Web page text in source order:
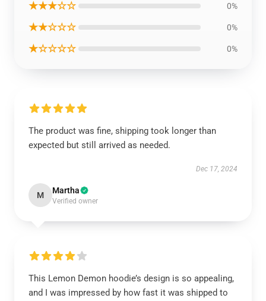
★★★☆☆ 0%
★★☆☆☆ 0%
★☆☆☆☆ 0%
The product was fine, shipping took longer than
expected but still arrived as needed.
Dec 17, 2024
M Martha
Verified owner
This Lemon Demon hoodie’s design is so appealing,
and I was impressed by how fast it was shipped to